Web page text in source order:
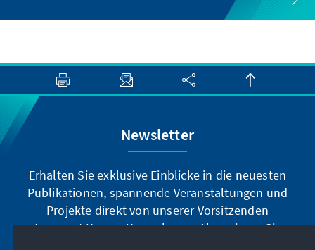
Newsletter
Erhalten Sie exklusive Einblicke in die neuesten
Publikationen, spannende Veranstaltungen und
Projekte direkt von unserer Vorsitzenden
Annegret Kramp-Karrenbauer. Abonnieren Sie